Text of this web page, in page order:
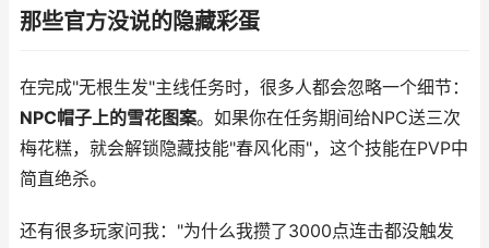
那些官方没说的隐藏彩蛋
在完成"无根生发"主线任务时，很多人都会忽略一个细节：
NPC帽子上的雪花图案。如果你在任务期间给NPC送三次
梅花糕，就会解锁隐藏技能"春风化雨"，这个技能在PVP中
简直绝杀。
还有很多玩家问我："为什么我攒了3000点连击都没触发